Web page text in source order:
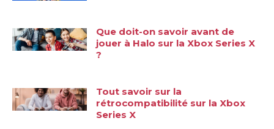
Que doit-on savoir avant de
jouer à Halo sur la Xbox Series X
?
Tout savoir sur la
rétrocompatibilité sur la Xbox
Series X